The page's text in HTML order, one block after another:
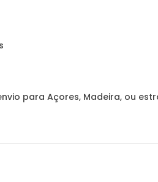
para Açores, Madeira, ou